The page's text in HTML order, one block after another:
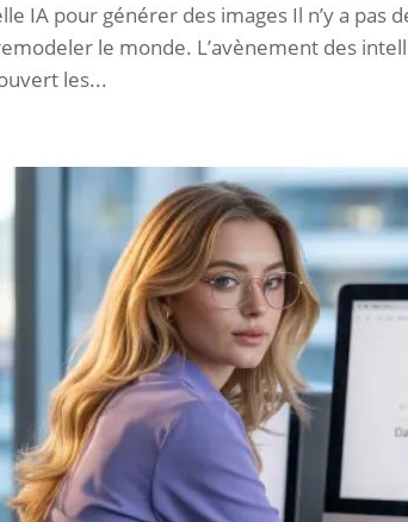
IA pour générer des images Il n’y a pas
le monde. L’avènement des
les...